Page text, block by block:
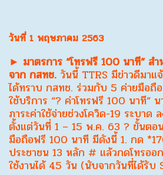
วันที่ 1 พฤษภาคม 2563
► มาตรการ “โทรฟรี 100 นาที” ส
จาก กสทช. วันนี้ TTRS มีข่าวดีมาแ
ได้ทราบ กสทช. ร่วมกับ 5 ค่ายมือถื
ใช้บริการ “? ค่าโทรฟรี 100 นาที”
ภาระค่าใช้จ่ายช่วงโควิด-19 ระบาด
ตั้งแต่วันที่ 1 – 15 พ.ค. 63 ? ขั้นตอ
มือถือฟรี 100 นาที มีดังนี้ 1. กด
ประชาชน 13 หลัก # แล้วกดโทรออ
ใช้งานได้ 45 วัน (นับจากวันที่ได้รับ